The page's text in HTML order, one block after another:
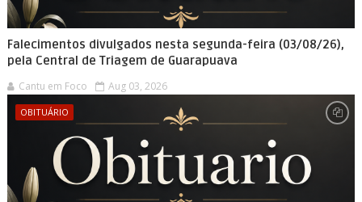
Falecimentos divulgados nesta segunda-feira (03/08/26),
pela Central de Triagem de Guarapuava
Cantu em Foco Aug 03, 2026
OBITUÁRIO